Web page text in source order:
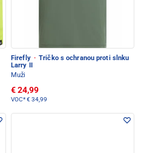
Firefly · Tričko s ochranou proti slnku
Larry II
Muži
€ 24,99
VOC*€ 34,99